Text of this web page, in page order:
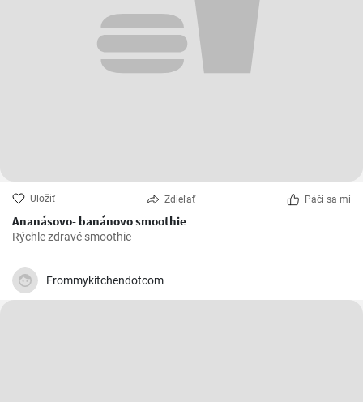
Uložiť Zdieľať Páči sa mi
Ananásovo- banánovo smoothie
Rýchle zdravé smoothie
Frommykitchendotcom